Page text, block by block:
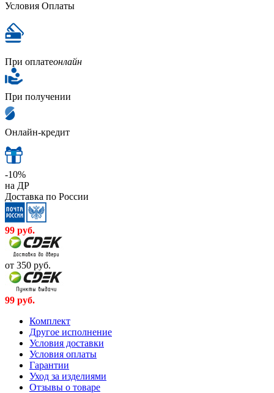
Условия Оплаты
При оплатеонлайн
При получении
Онлайн-кредит
-10%
на ДР
Доставка по России
99 руб.
от 350 руб.
99 руб.
Комплект
Другое исполнение
Условия доставки
Условия оплаты
Гарантии
Уход за изделиями
Отзывы о товаре